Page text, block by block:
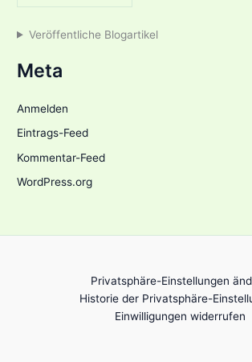
Veröffentliche Blogartikel
Meta
Anmelden
Eintrags-Feed
Kommentar-Feed
WordPress.org
Privatsphäre-Einstellungen
Historie der Privatsphäre-
Einwilligungen widerrufen